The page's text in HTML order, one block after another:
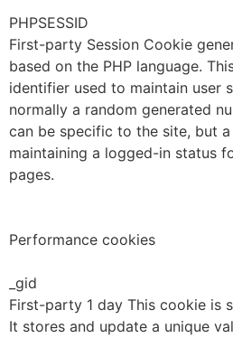
PHPSESSID
First-party Session Cookie
based on the PHP language.
identifier used to maintain user
normally a random generated
can be specific to the site, but
maintaining a logged-in status
pages.
Performance cookies
_gid
First-party 1 day This cookie is
It stores and update a unique